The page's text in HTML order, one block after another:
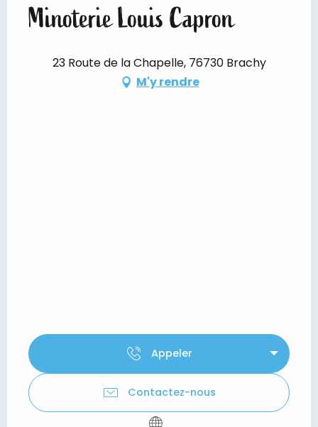
Minoterie Louis Capron
23 Route de la Chapelle, 76730 Brachy
M'y rendre
Appeler
Contactez-nous